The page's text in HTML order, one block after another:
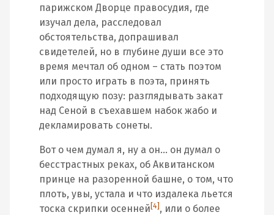
парижском Дворце правосудия, где
изучал дела, расследовал
обстоятельства, допрашивал
свидетелей, но в глубине души все это
время мечтал об одном – стать поэтом
или просто играть в поэта, принять
подходящую позу: разглядывать закат
над Сеной в съехавшем набок жабо и
декламировать сонеты.
Вот о чем думал я, ну а он… он думал о
бесстрастных реках, об Аквитанском
принце на разоренной башне, о том, что
плоть, увы, устала и что издалека льется
тоска скрипки осенней [4] , или о более